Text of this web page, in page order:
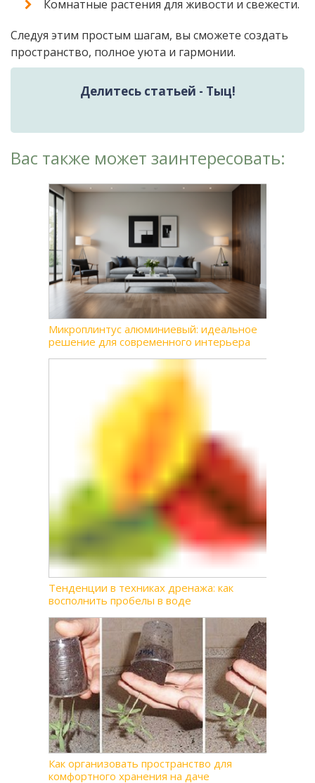
Комнатные растения для живости и свежести.
Следуя этим простым шагам, вы сможете создать
пространство, полное уюта и гармонии.
Делитесь статьей - Тыц!
Вас также может заинтересовать:
Микроплинтус алюминиевый: идеальное
решение для современного интерьера
Тенденции в техниках дренажа: как
восполнить пробелы в воде
Как организовать пространство для
комфортного хранения на даче